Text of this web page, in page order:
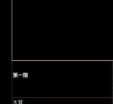
第一階
大賞